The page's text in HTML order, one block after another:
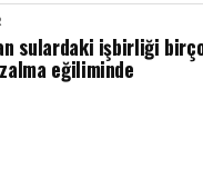
sulardaki işbirliği
eğiliminde